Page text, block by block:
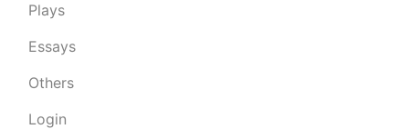
Plays
Essays
Others
Login